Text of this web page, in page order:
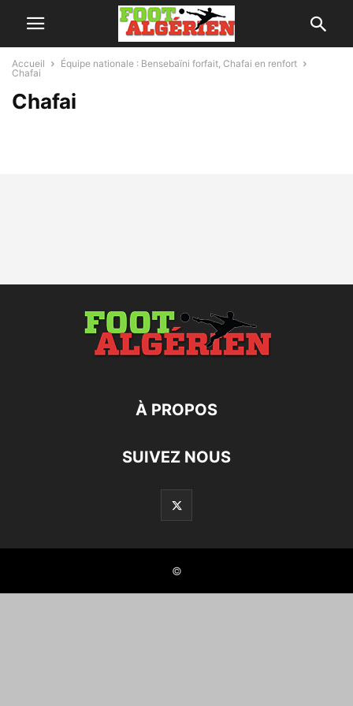
Accueil
Équipe nationale : Bensebaïni forfait, Chafai en renfort
Chafai
Chafai
À PROPOS
SUIVEZ NOUS
©